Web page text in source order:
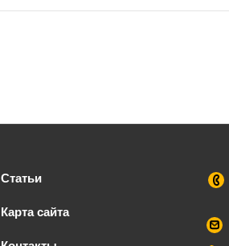
Статьи
Карта сайта